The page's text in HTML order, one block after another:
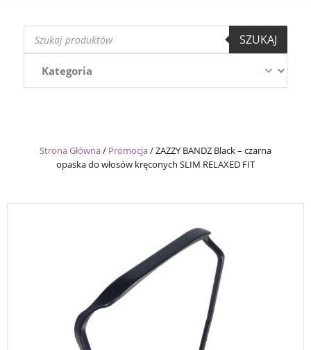
Wyszukiwarka
produktów
SZUKAJ
Strona Główna/ Promocja/ZAZZY BANDZ Black – czarna
opaska do włosów kręconych SLIM RELAXED FIT